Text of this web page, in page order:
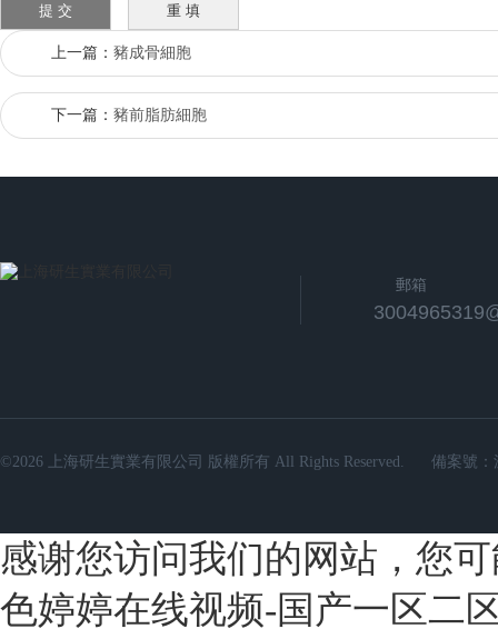
上一篇： 豬成骨細胞
下一篇： 豬前脂肪細胞
郵箱
©2026 上海研生實業有限公司 版權所有 All Rights Reserved. 備案號：
感谢您访问我们的网站，您
色婷婷在线视频-国产一区二